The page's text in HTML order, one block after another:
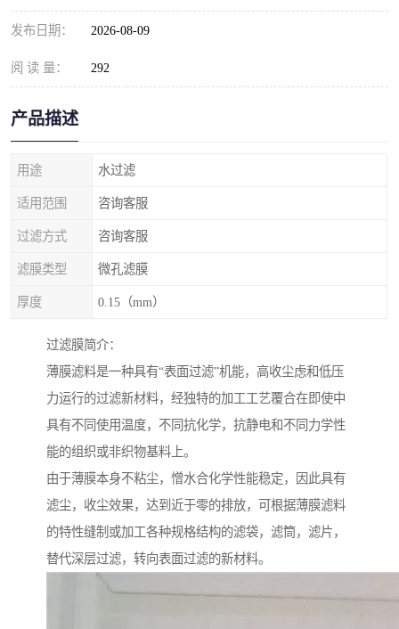
发布日期： 2026-08-09
阅 读 量： 292
产品描述
用途 水过滤
适用范围 咨询客服
过滤方式 咨询客服
滤膜类型 微孔滤膜
厚度 0.15（mm）
过滤膜简介：
薄膜滤料是一种具有“表面过滤”机能，高收尘虑和低压
力运行的过滤新材料，经独特的加工工艺覆合在即使中
具有不同使用温度，不同抗化学，抗静电和不同力学性
能的组织或非织物基料上。
由于薄膜本身不粘尘，憎水合化学性能稳定，因此具有
滤尘，收尘效果，达到近于零的排放，可根据薄膜滤料
的特性缝制或加工各种规格结构的滤袋，滤筒，滤片，
替代深层过滤，转向表面过滤的新材料。